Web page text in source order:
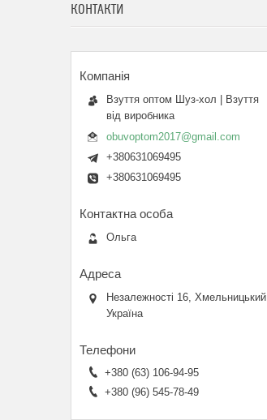
КОНТАКТИ
Взуття оптом Шуз-хол | Взуття
від виробника
obuvoptom2017@gmail.com
+380631069495
+380631069495
Ольга
Незалежності 16, Хмельницький,
Україна
+380 (63) 106-94-95
+380 (96) 545-78-49